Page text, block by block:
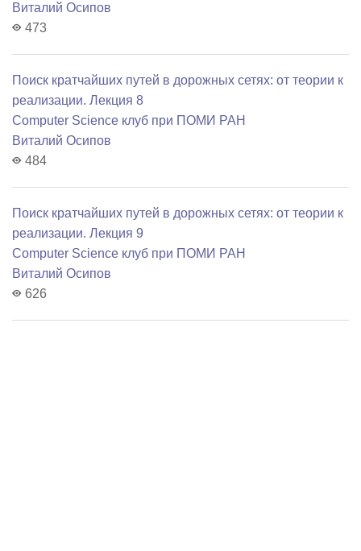
Виталий Осипов
473
Поиск кратчайших путей в дорожных сетях: от теории к
реализации. Лекция 8
Computer Science клуб при ПОМИ РАН
Виталий Осипов
484
Поиск кратчайших путей в дорожных сетях: от теории к
реализации. Лекция 9
Computer Science клуб при ПОМИ РАН
Виталий Осипов
626